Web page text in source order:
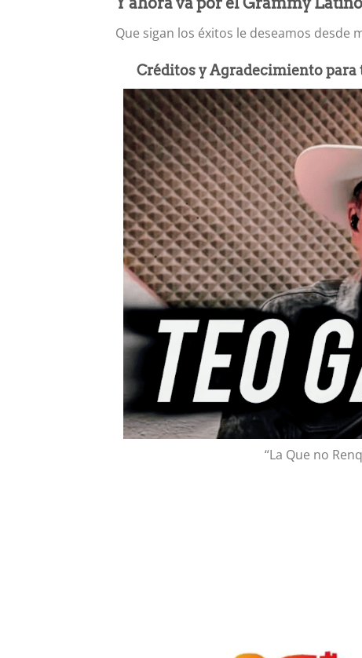
Que sigan los éxitos le deseamos desde
Créditos y Agradecimiento
“La Que no